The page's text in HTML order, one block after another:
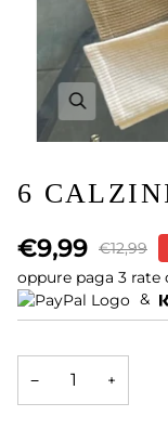
6
€9,99 €12,99
oppure paga 3 rate
&
− +